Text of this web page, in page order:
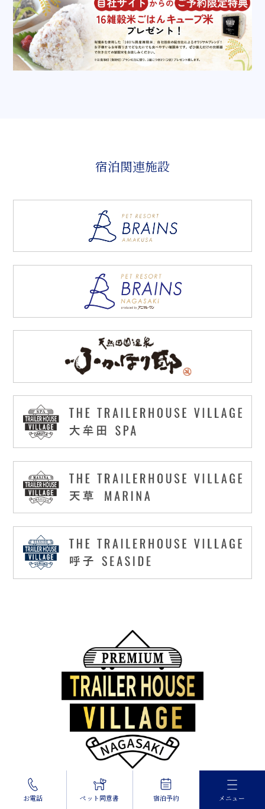
お電話 ペット同意書 宿泊予約 メニュー
宿泊関連施設
THE TRAILERHOUSE VILLAGE